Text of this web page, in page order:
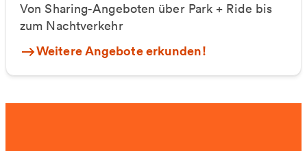
Von Sharing-Angeboten über Park + Ride bis
zum Nachtverkehr
Weitere Angebote erkunden!